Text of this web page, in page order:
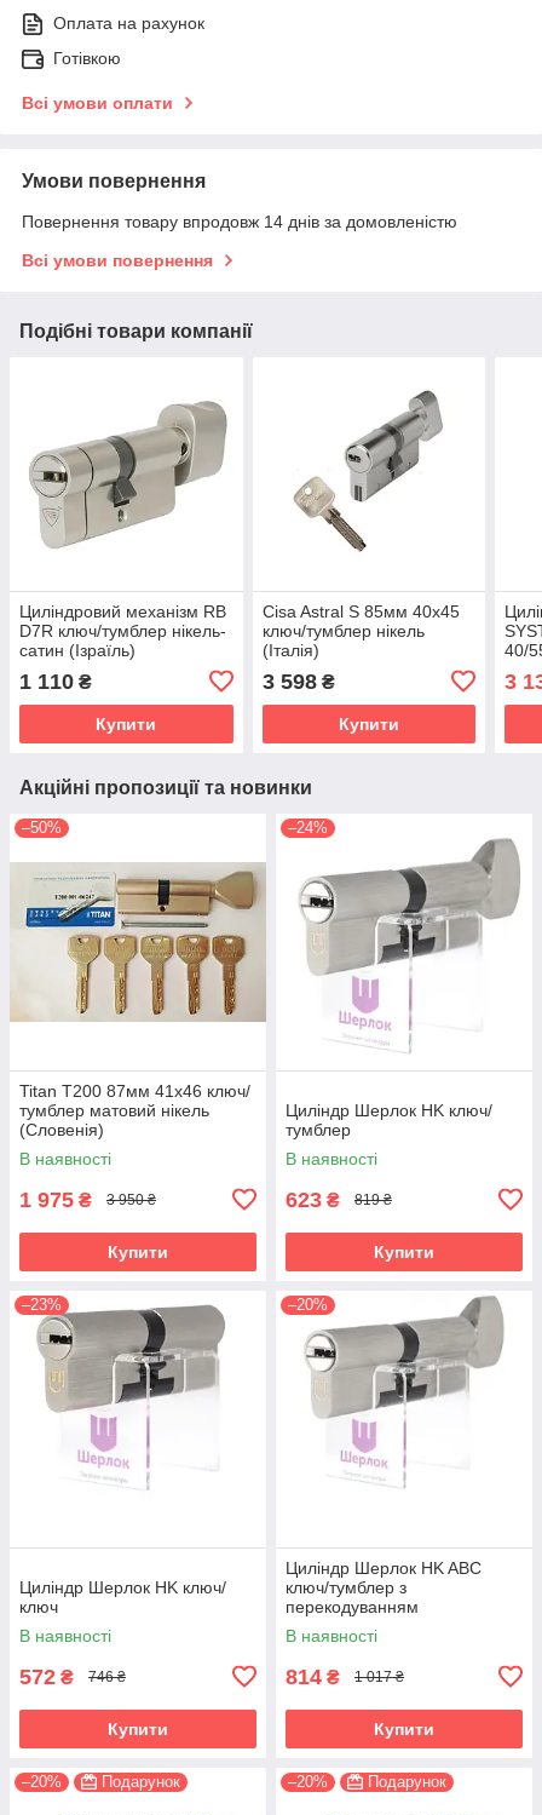
Оплата на рахунок
Готівкою
Всі умови оплати
Умови повернення
Повернення товару впродовж 14 днів за домовленістю
Всі умови повернення
Подібні товари компанії
Циліндровий механізм RB
D7R ключ/тумблер нікель-
сатин (Ізраїль)
1 110 ₴
Купити
Cisa Astral S 85мм 40х45
ключ/тумблер нікель
(Італія)
3 598₴
Купити
40/
3
Акційні пропозиції та новинки
–50%
Titan Т200 87мм 41х46 ключ/
тумблер матовий нікель
(Словенія)
В наявності
1 975 ₴ 3 950 ₴
Купити
–24%
Циліндр Шерлок HK ключ/
тумблер
В наявності
623 ₴ 819 ₴
Купити
–23%
Циліндр Шерлок HK ключ/
ключ
В наявності
572 ₴ 746 ₴
Купити
–20%
Циліндр Шерлок HK ABC
ключ/тумблер з
перекодуванням
В наявності
814 ₴ 1 017 ₴
Купити
–20% Подарунок –20% Подарунок